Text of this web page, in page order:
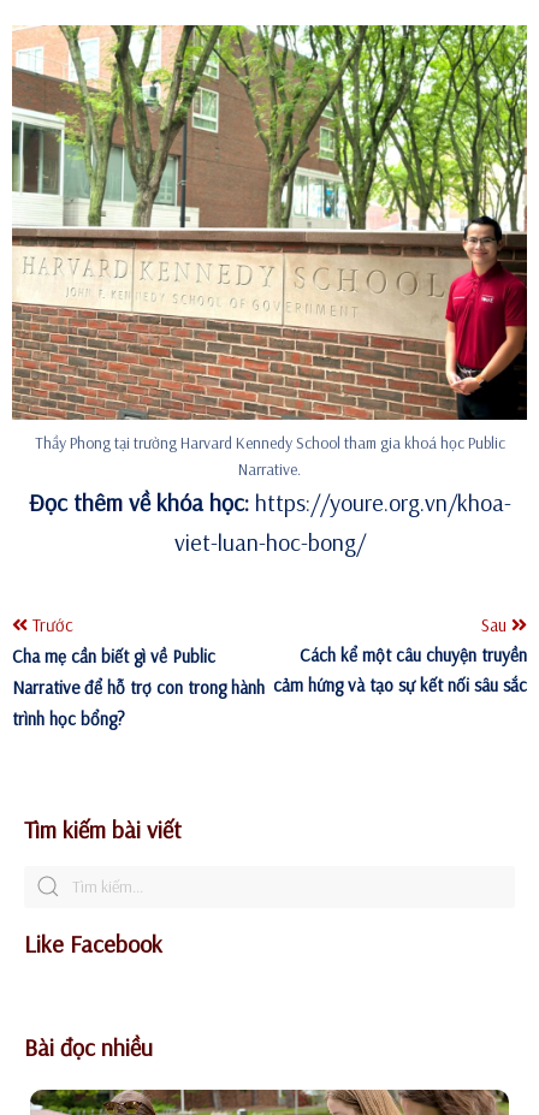
Thầy Phong tại trường Harvard Kennedy School tham gia khoá học Public
Narrative.
Đọc thêm về khóa học: https://youre.org.vn/khoa-
viet-luan-hoc-bong/
Trước
Cha mẹ cần biết gì về Public
Narrative để hỗ trợ con trong hành
trình học bổng?
Sau
Cách kể một câu chuyện truyền
cảm hứng và tạo sự kết nối sâu sắc
Tìm kiếm bài viết
Like Facebook
Bài đọc nhiều